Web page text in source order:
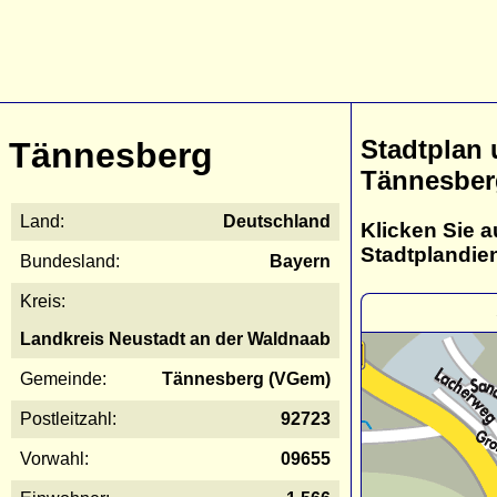
Tännesberg
Land: Deutschland
Bundesland: Bayern
Kreis:
Landkreis Neustadt an der Waldnaab
Gemeinde: Tännesberg (VGem)
Postleitzahl: 92723
Vorwahl: 09655
Stadtplan
Klicken Sie